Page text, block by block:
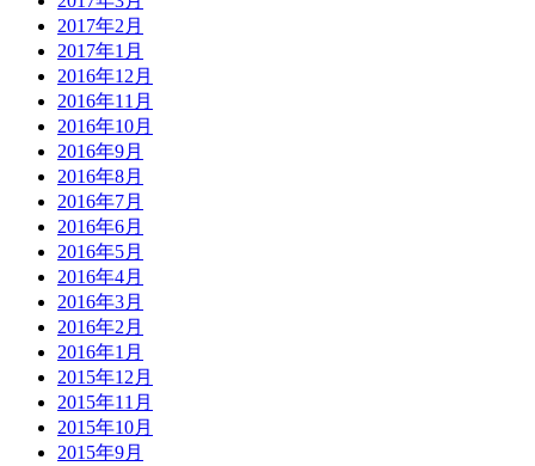
2017年2月
2017年1月
2016年12月
2016年11月
2016年10月
2016年9月
2016年8月
2016年7月
2016年6月
2016年5月
2016年4月
2016年3月
2016年2月
2016年1月
2015年12月
2015年11月
2015年10月
2015年9月